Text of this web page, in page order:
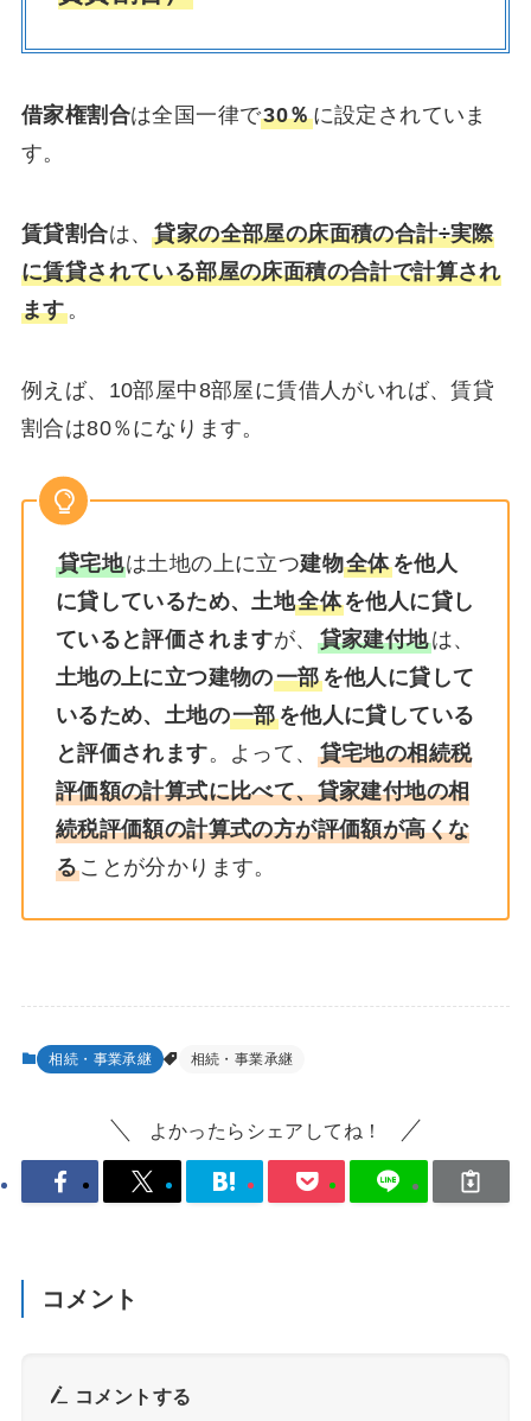
借家権割合は全国一律で30％に設定されていま
す。
賃貸割合は、貸家の全部屋の床面積の合計÷実際
に賃貸されている部屋の床面積の合計で計算され
ます。
例えば、10部屋中8部屋に賃借人がいれば、賃貸
割合は80％になります。
貸宅地は土地の上に立つ建物全体を他人
に貸しているため、土地全体を他人に貸し
ていると評価されますが、 貸家建付地は、
土地の上に立つ建物の一部を他人に貸して
いるため、土地の一部を他人に貸している
と評価されます。よって、 貸宅地の相続税
評価額の計算式に比べて、貸家建付地の相
続税評価額の計算式の方が評価額が高くな
ることが分かります。
相続・事業承継 相続・事業承継
よかったらシェアしてね！
コメント
コメントする